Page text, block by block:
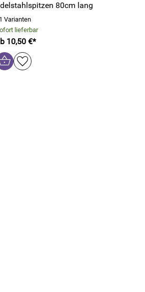
80cm lang
Varianten
lieferbar
10,50 €*